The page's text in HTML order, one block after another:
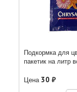
Подкормка для
пакетик на литр
Цена 30 ₽